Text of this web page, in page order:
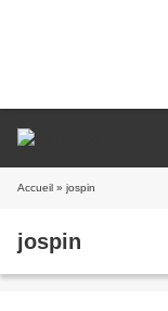
Accueil » jospin
jospin